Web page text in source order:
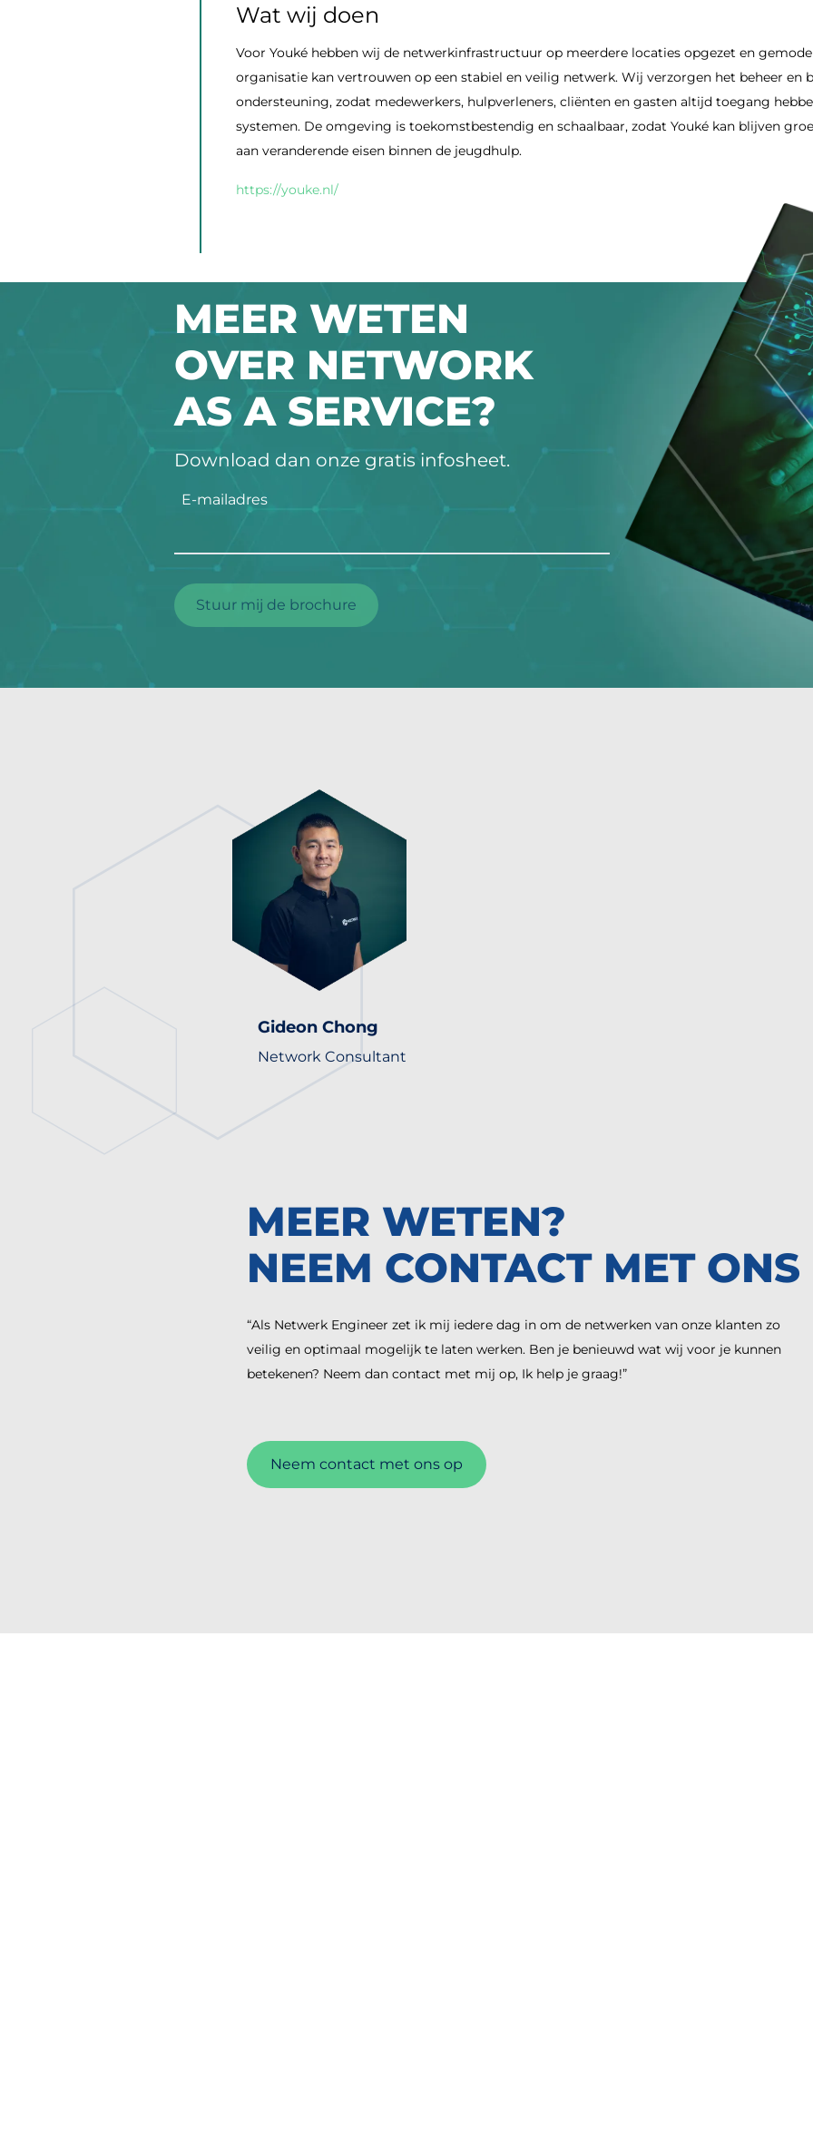
Wat wij doen
Voor Youké hebben wij de netwerkinfrastructuur op meerdere locaties opgezet en
organisatie kan vertrouwen op een stabiel en veilig netwerk. Wij verzorgen het beheer en
ondersteuning, zodat medewerkers, hulpverleners, cliënten en gasten altijd toegang
systemen. De omgeving is toekomstbestendig en schaalbaar, zodat Youké kan blijven
aan veranderende eisen binnen de jeugdhulp.
https://youke.nl/
MEER WETEN
OVER NETWORK
AS A SERVICE?
Download dan onze gratis infosheet.
E-mailadres
Stuur mij de brochure
Gideon Chong
Network Consultant
MEER WETEN?
NEEM CONTACT MET
“Als Netwerk Engineer zet ik mij iedere dag in om de netwerken van onze klanten zo
veilig en optimaal mogelijk te laten werken. Ben je benieuwd wat wij voor je kunnen
betekenen? Neem dan contact met mij op, Ik help je graag!”
Neem contact met ons op